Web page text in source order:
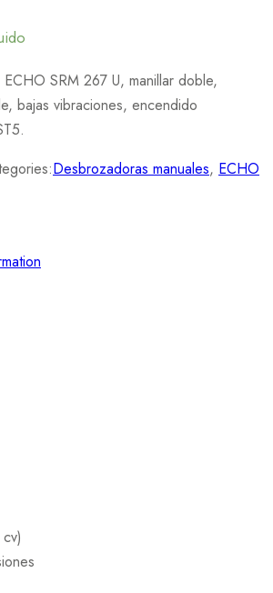
SRM 267 U, manillar doble,
bajas vibraciones, encendido
Desbrozadoras manuales, ECHO